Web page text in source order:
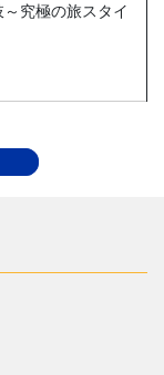
～究極の旅スタイ